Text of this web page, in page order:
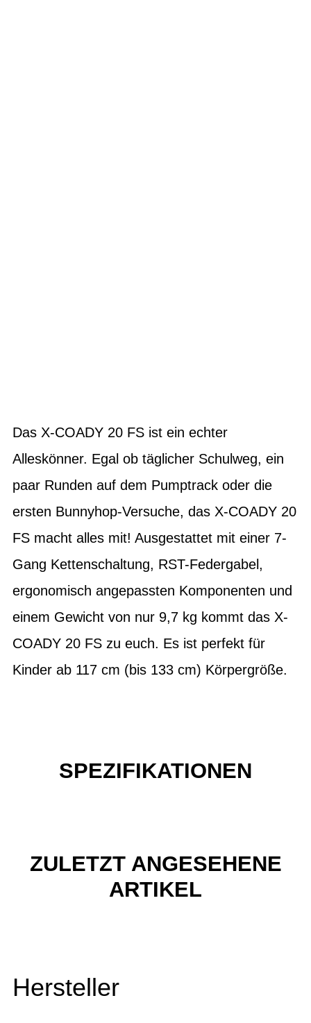
Das X-COADY 20 FS ist ein echter
Alleskönner. Egal ob täglicher Schulweg, ein
paar Runden auf dem Pumptrack oder die
ersten Bunnyhop-Versuche, das X-COADY 20
FS macht alles mit! Ausgestattet mit einer 7-
Gang Kettenschaltung, RST-Federgabel,
ergonomisch angepassten Komponenten und
einem Gewicht von nur 9,7 kg kommt das X-
COADY 20 FS zu euch. Es ist perfekt für
Kinder ab 117 cm (bis 133 cm) Körpergröße.
SPEZIFIKATIONEN
ZULETZT ANGESEHENE
ARTIKEL
Hersteller